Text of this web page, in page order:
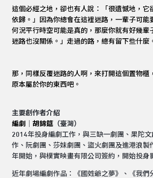
這個必經之地，卻也有人說：「很遺憾地，它
依歸。」因為你總會在這裡迷路，一輩子可能
何況平行時空可能是真的，那麼你就有好幾輩
迷路也沒關係。」走過的路，總有留下些什麼
那，同樣反覆迷路的人啊，來打開這個置物櫃
原本屬於你的東西吧。
主要創作者介紹
編劇
胡錦筵 （臺灣）
2014年投身編劇工作，與三缺一劇團、果陀
作、阮劇團、莎妹劇團、盜火劇團及進港浪製
年開始，與樸實映畫有限公司簽約，開始投身
近年劇場編劇作品：《國姓爺之夢》、《我們